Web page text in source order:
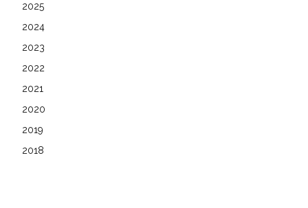
2025
2024
2023
2022
2021
2020
2019
2018